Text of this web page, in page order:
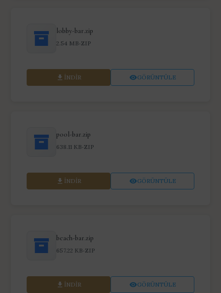
lobby-bar.zip
2.54 MB· ZIP
İNDIR GÖRÜNTÜLE
pool-bar.zip
638.11 KB· ZIP
İNDIR GÖRÜNTÜLE
beach-bar.zip
657.22 KB· ZIP
İNDIR GÖRÜNTÜLE